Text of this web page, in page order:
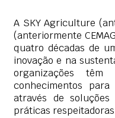
A SKY Agriculture
(anteriormente
quatro décadas de
inovação e na
organizações
conhecimentos
através de
práticas